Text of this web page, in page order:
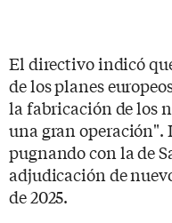
El directivo indicó
de los planes
la fabricación de los
una gran operación".
pugnando con la de
adjudicación de
de 2025.